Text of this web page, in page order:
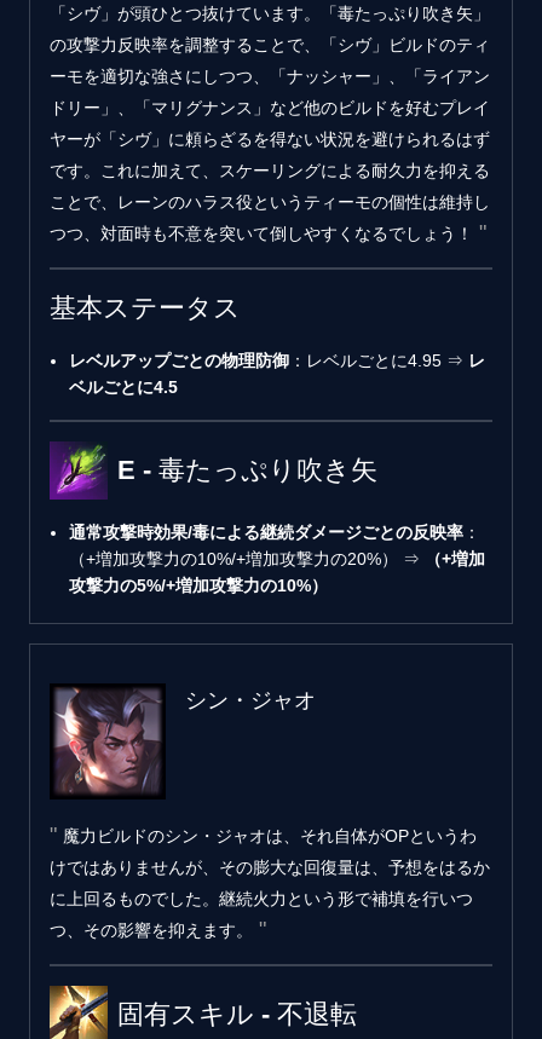
「シヴ」が頭ひとつ抜けています。「毒たっぷり吹き矢」
の攻撃力反映率を調整することで、「シヴ」ビルドのティ
ーモを適切な強さにしつつ、「ナッシャー」、「ライアン
ドリー」、「マリグナンス」など他のビルドを好むプレイ
ヤーが「シヴ」に頼らざるを得ない状況を避けられるはず
です。これに加えて、スケーリングによる耐久力を抑える
ことで、レーンのハラス役というティーモの個性は維持し
つつ、対面時も不意を突いて倒しやすくなるでしょう！
基本ステータス
レベルアップごとの物理防御 ：レベルごとに4.95 ⇒ レ
ベルごとに4.5
E - 毒たっぷり吹き矢
通常攻撃時効果/毒による継続ダメージごとの反映率 ：
（+増加攻撃力の10%/+増加攻撃力の20%） ⇒
（+増加
攻撃力の5%/+増加攻撃力の10%）
シン・ジャオ
魔力ビルドのシン・ジャオは、それ自体がOPというわ
けではありませんが、その膨大な回復量は、予想をはるか
に上回るものでした。継続火力という形で補填を行いつ
つ、その影響を抑えます。
固有スキル - 不退転